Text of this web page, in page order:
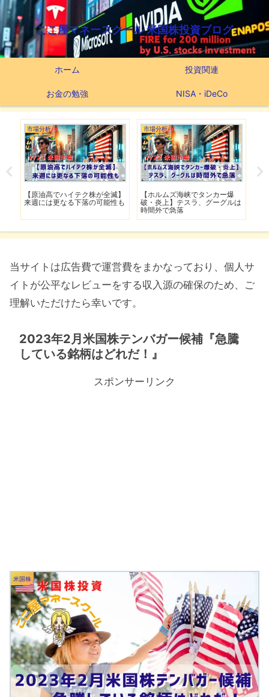
ここ屋マネースクール 米国株投資ブログ
ホーム 投資関連
お金の勉強 NISA・iDeCo
市場分析
【原油高でハイテク株が全滅】
来週には更なる下落の可能性も
市場分析
【ホルムズ海峡でタンカー爆
破・炎上】テスラ、グーグルは
時間外で急落
当サイトは広告費で運営費をまかなっており、個人サ
イトが公平なレビューをする収入源の確保のため、ご
理解いただけたら幸いです。
2023年2月米国株テンバガー候補『急騰
している銘柄はどれだ！』
スポンサーリンク
米国株